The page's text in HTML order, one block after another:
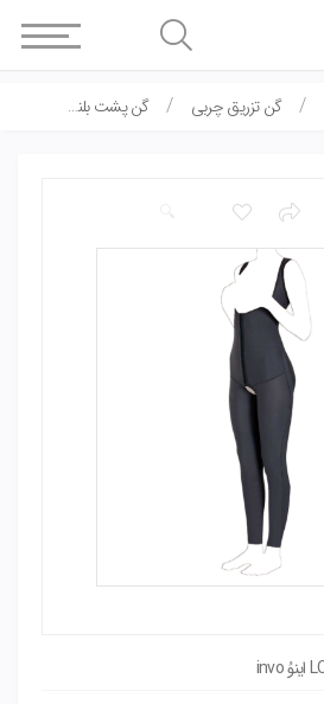
گن تزریق چربی گن پشت بلند تا مچ پا LC-260 اینوُ invo